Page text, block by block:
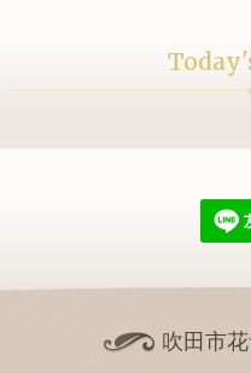
吹田市